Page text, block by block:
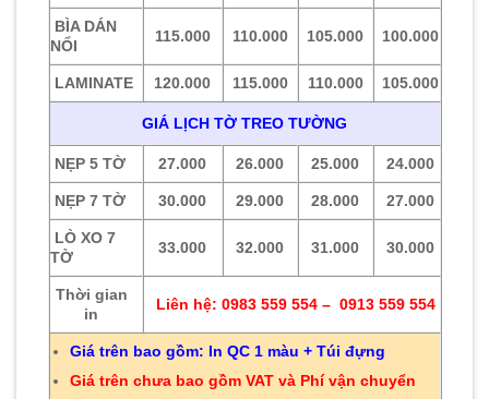
BÌA DÁN
NỔI
115.000 110.000 105.000 100.000
LAMINATE 120.000 115.000 110.000 105.000
GIÁ LỊCH TỜ TREO TƯỜNG
NẸP 5 TỜ 27.000 26.000 25.000 24.000
NẸP 7 TỜ 30.000 29.000 28.000 27.000
LÒ XO 7
TỜ
33.000 32.000 31.000 30.000
Thời gian
in
Liên hệ: 0983 559 554 – 0913 559 554
Giá trên bao gồm: In QC 1 màu + Túi đựng
Giá trên chưa bao gồm VAT và Phí vận chuyển